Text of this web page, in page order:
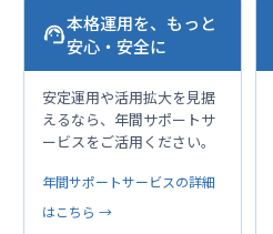
support_agent本格運用を、もっと
安心・安全に
安定運用や活用拡大を見据
えるなら、年間サポートサ
ービスをご活用ください。
年間サポートサービスの詳細
はこちら →